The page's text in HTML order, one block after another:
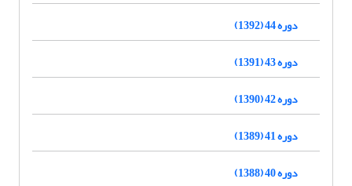
دوره 44 (1392)
دوره 43 (1391)
دوره 42 (1390)
دوره 41 (1389)
دوره 40 (1388)